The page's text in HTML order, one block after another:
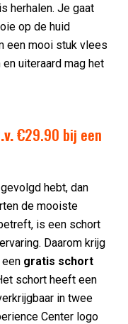
herhalen. Je gaat
op de huid
een mooi stuk vlees
uiteraard mag het
€29.90 bij een
hebt, dan
de mooiste
is een schort
Daarom krijg
gratis schort
schort heeft een
in twee
Center logo